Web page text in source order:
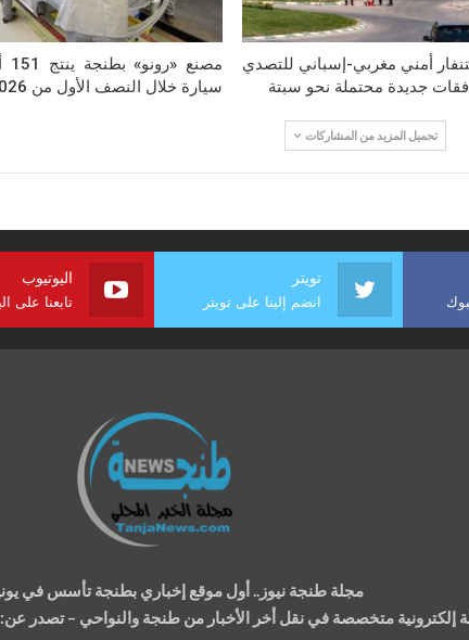
أمني مغربي-إسباني للتصدي
جديدة محتملة نحو سبتة
سيارة خلال النصف الأول من 2026
تحميل المزيد من المشاركات
تويتر
انضم إلينا على تويتر
اليوتيوب
تابعنا على
مجلة طنجة نيوز.. أول موقع إخباري بطنجة تأسس في يونيو
إلكترونية متخصصة في نقل أخر الأخبار من طنجة والنواحي – تصدر عن: